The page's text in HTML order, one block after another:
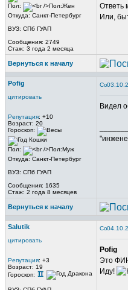
Пол:
Откуда: Санкт-Петербург
ВУЗ: СПб ГУАП
Сообщения: 2749
Стаж: 3 года 2 месяца
Ответь
Или,
Вернуться к началу
Pofig
цитировать
Репутация: +10
Возраст: 20
Гороскоп:
Пол:
Откуда: Санкт-Петербург
ВУЗ: СПб ГУАП
Сообщения: 1635
Стаж: 2 года 8 месяцев
Видел
Вернуться к началу
Salutik
цитировать
Репутация: +3
Возраст: 19
Гороскоп:
Pofig
Это
Иду!